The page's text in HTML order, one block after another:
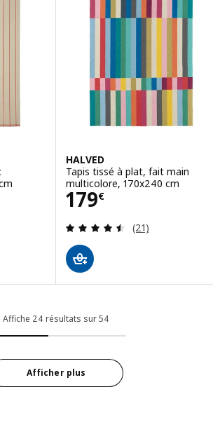
4 hors de 5 étoiles. Nombre total de
HALVED
Tapis tissé à plat, fait main
multicolore, 170x240 cm
179€
Prix 179€
Révision: 4.5
(21)
Affiche 24 résultats sur 54
Afficher plus